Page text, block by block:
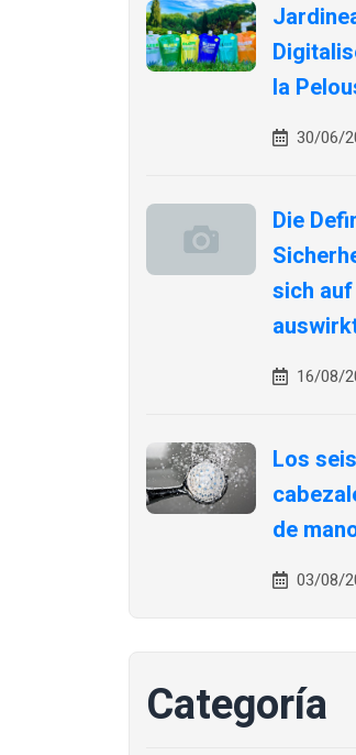
la
30/06/
Die
sich
16/08/
Los
de
03/08/
Categoría